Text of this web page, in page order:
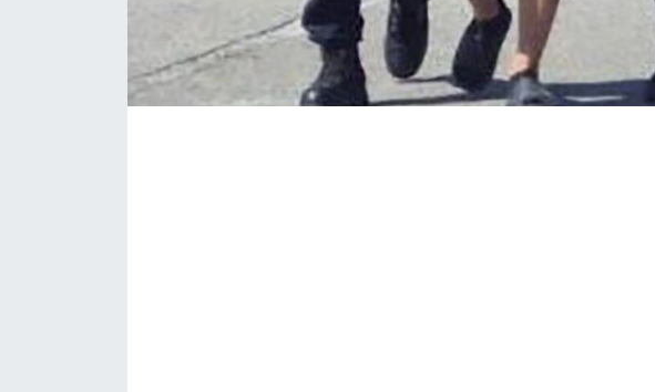
Sivil Toplum